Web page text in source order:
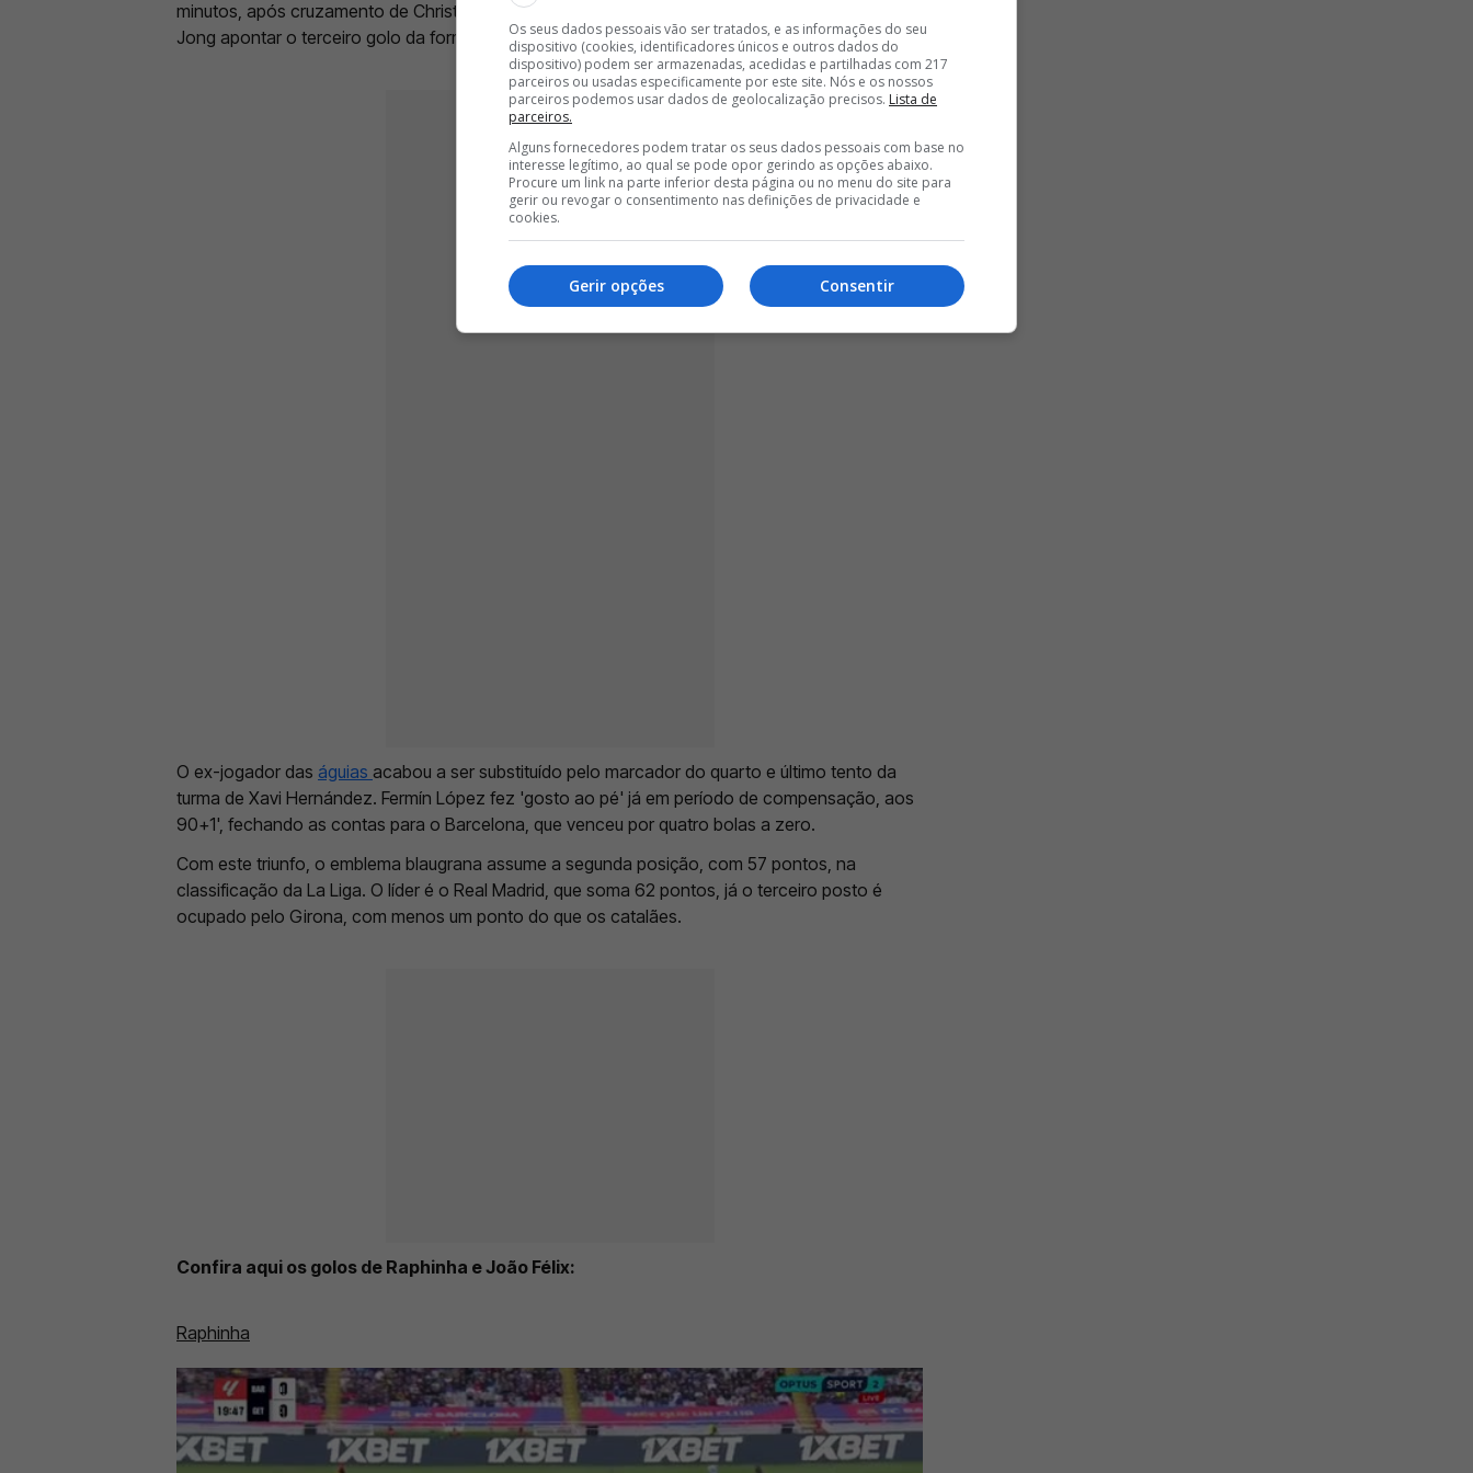
minutos, após cruzamento de Christensen. Poucos minutos depois, foi a vez de Frenkie de
Jong apontar o terceiro golo da formação espanhola.
O ex-jogador das águias acabou a ser substituído pelo marcador do quarto e último tento da
turma de Xavi Hernández. Fermín López fez 'gosto ao pé' já em período de compensação, aos
90+1', fechando as contas para o Barcelona, que venceu por quatro bolas a zero.
Com este triunfo, o emblema blaugrana assume a segunda posição, com 57 pontos, na
classificação da La Liga. O líder é o Real Madrid, que soma 62 pontos, já o terceiro posto é
ocupado pelo Girona, com menos um ponto do que os catalães.
Confira aqui os golos de Raphinha e João Félix:
Raphinha
Os seus dados pessoais vão ser tratados, e as informações do seu
dispositivo (cookies, identificadores únicos e outros dados do
dispositivo) podem ser armazenadas, acedidas e partilhadas com 217
parceiros ou usadas especificamente por este site. Nós e os nossos
parceiros podemos usar dados de geolocalização precisos. Lista de
parceiros.
Alguns fornecedores podem tratar os seus dados pessoais com base no
interesse legítimo, ao qual se pode opor gerindo as opções abaixo.
Procure um link na parte inferior desta página ou no menu do site para
gerir ou revogar o consentimento nas definições de privacidade e
cookies.
Consentir
Gerir opções